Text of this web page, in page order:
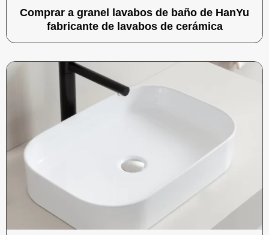
Comprar a granel lavabos de baño de HanYu
fabricante de lavabos de cerámica